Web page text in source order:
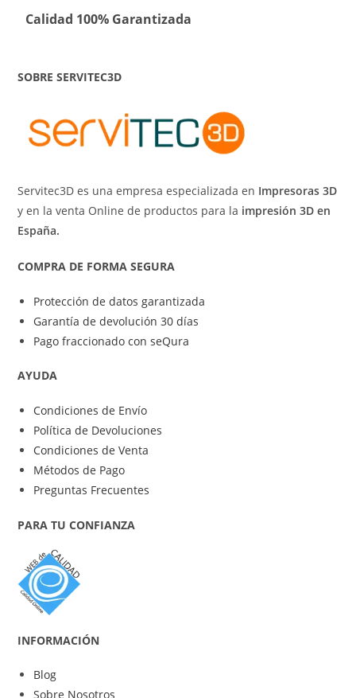
Calidad 100% Garantizada
SOBRE SERVITEC3D
Servitec3D es una empresa especializada en Impresoras 3D
y en la venta Online de productos para la impresión 3D en
España.
COMPRA DE FORMA SEGURA
Protección de datos garantizada
Garantía de devolución 30 días
Pago fraccionado con seQura
AYUDA
Condiciones de Envío
Política de Devoluciones
Condiciones de Venta
Métodos de Pago
Preguntas Frecuentes
PARA TU CONFIANZA
INFORMACIÓN
Blog
Sobre Nosotros